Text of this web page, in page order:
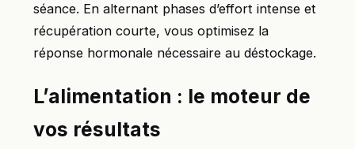
séance. En alternant phases d’effort intense et
récupération courte, vous optimisez la
réponse hormonale nécessaire au déstockage.
L’alimentation : le moteur de
vos résultats